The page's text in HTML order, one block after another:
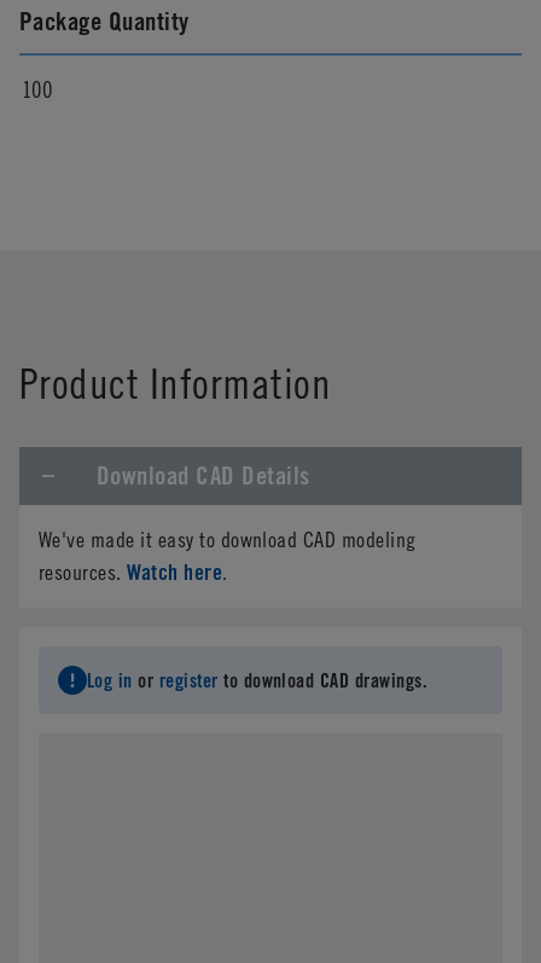
Package Quantity
100
Product Information
Download CAD Details
We've made it easy to download CAD modeling
resources.Watch here.
Log in or register to download CAD drawings.